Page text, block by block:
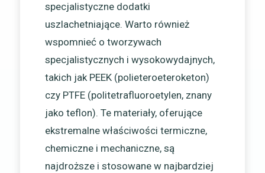
specjalistyczne dodatki
uszlachetniające. Warto również
wspomnieć o tworzywach
specjalistycznych i wysokowydajnych,
takich jak PEEK (polieteroeteroketon)
czy PTFE (politetrafluoroetylen, znany
jako teflon). Te materiały, oferujące
ekstremalne właściwości termiczne,
chemiczne i mechaniczne, są
najdroższe i stosowane w najbardziej